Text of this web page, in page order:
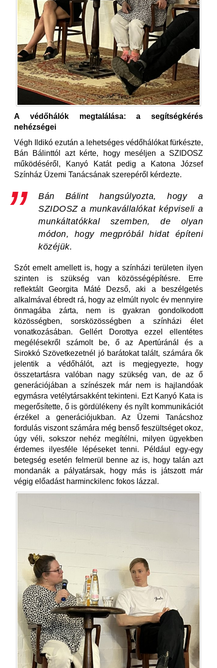
A védőhálók megtalálása: a segítségkérés
nehézségei
Végh Ildikó ezután a lehetséges védőhálókat fürkészte,
Bán Bálinttól azt kérte, hogy meséljen a SZIDOSZ
működéséről, Kanyó Katát pedig a Katona József
Színház Üzemi Tanácsának szerepéről kérdezte.
Bán Bálint hangsúlyozta, hogy a
SZIDOSZ a munkavállalókat képviseli a
munkáltatókkal szemben, de olyan
módon, hogy megpróbál hidat építeni
közéjük.
Szót emelt amellett is, hogy a színházi területen ilyen
szinten is szükség van közösségépítésre. Erre
reflektált Georgita Máté Dezső, aki a beszélgetés
alkalmával ébredt rá, hogy az elmúlt nyolc év mennyire
önmagába zárta, nem is gyakran gondolkodott
közösségben, sorsközösségben a színházi élet
vonatkozásában. Gellért Dorottya ezzel ellentétes
megélésekről számolt be, ő az Apertúránál és a
Sirokkó Szövetkezetnél jó barátokat talált, számára ők
jelentik a védőhálót, azt is megjegyezte, hogy
összetartásra valóban nagy szükség van, de az ő
generációjában a színészek már nem is hajlandóak
egymásra vetélytársakként tekinteni. Ezt Kanyó Kata is
megerősítette, ő is gördülékeny és nyílt kommunikációt
érzékel a generációjukban. Az Üzemi Tanácshoz
fordulás viszont számára még benső feszültséget okoz,
úgy véli, sokszor nehéz megítélni, milyen ügyekben
érdemes ilyesféle lépéseket tenni. Például egy-egy
betegség esetén felmerül benne az is, hogy talán azt
mondanák a pályatársak, hogy más is játszott már
végig előadást harminckilenc fokos lázzal.